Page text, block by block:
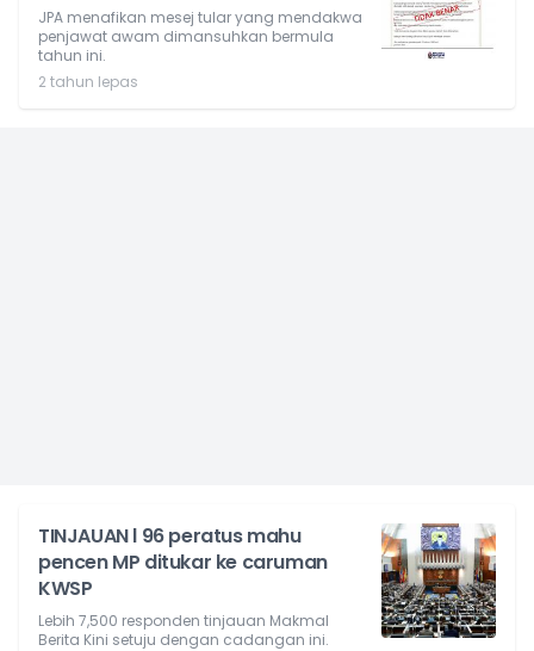
JPA menafikan mesej tular yang mendakwa
penjawat awam dimansuhkan bermula
tahun ini.
2 tahun lepas
TINJAUAN l 96 peratus mahu
pencen MP ditukar ke caruman
KWSP
Lebih 7,500 responden tinjauan Makmal
Berita Kini setuju dengan cadangan ini.